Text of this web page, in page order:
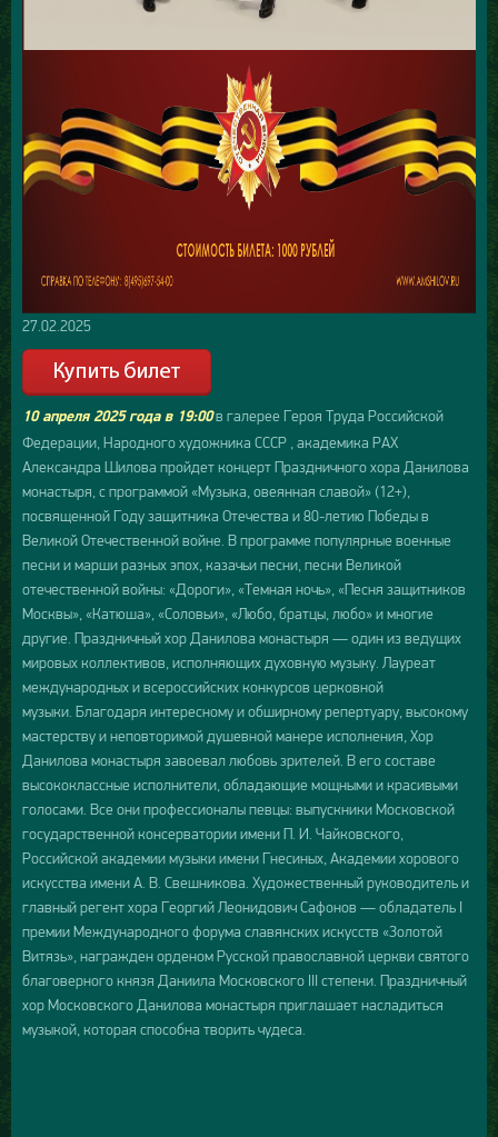
27.02.2025
10 апреля 2025 года в 19:00в галерее Героя Труда Российской
Федерации, Народного художника СССР , академика РАХ
Александра Шилова пройдет концерт Праздничного хора Данилова
монастыря, с программой «Музыка, овеянная славой» (12+),
посвященной Году защитника Отечества и 80-летию Победы в
Великой Отечественной войне. В программе популярные военные
песни и марши разных эпох, казачьи песни, песни Великой
отечественной войны: «Дороги», «Темная ночь», «Песня защитников
Москвы», «Катюша», «Соловьи», «Любо, братцы, любо» и многие
другие. Праздничный хор Данилова монастыря — один из ведущих
мировых коллективов, исполняющих духовную музыку. Лауреат
международных и всероссийских конкурсов церковной
музыки. Благодаря интересному и обширному репертуару, высокому
мастерству и неповторимой душевной манере исполнения, Хор
Данилова монастыря завоевал любовь зрителей. В его составе
высококлассные исполнители, обладающие мощными и красивыми
голосами. Все они профессионалы певцы: выпускники Московской
государственной консерватории имени П. И. Чайковского,
Российской академии музыки имени Гнесиных, Академии хорового
искусства имени А. В. Свешникова. Художественный руководитель и
главный регент хора Георгий Леонидович Сафонов — обладатель I
премии Международного форума славянских искусств «Золотой
Витязь», награжден орденом Русской православной церкви святого
благоверного князя Даниила Московского III степени. Праздничный
хор Московского Данилова монастыря приглашает насладиться
музыкой, которая способна творить чудеса.